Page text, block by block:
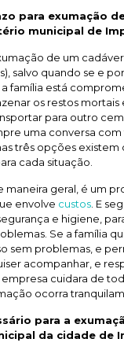
para exumação
municipal de
de um
salvo quando se e
família está
os restos mortais
para outro
uma conversa com
três opções existem
cada situação.
maneira geral, é um
envolve custos. E
e higiene,
Se a família
sem problemas, e
acompanhar, e
cuidara de
ocorra
para a
da cidade de